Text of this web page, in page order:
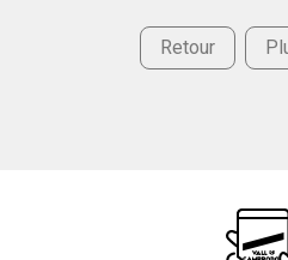
Retour